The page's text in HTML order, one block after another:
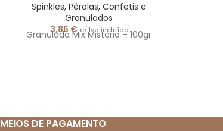
Spinkles, Pérolas, Confetis e
Granulados
3,86 € c/ Iva incluído
Granulado Mix Misterio – 100gr
MEIOS DE PAGAMENTO